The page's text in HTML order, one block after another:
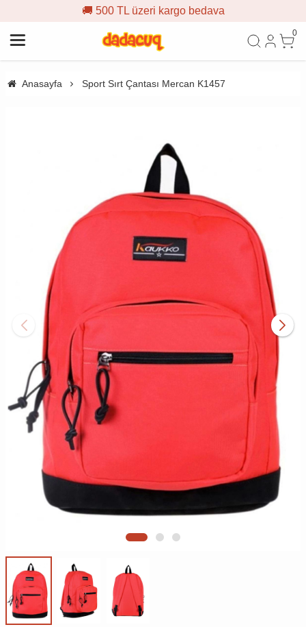
TL üzeri kargo bedava
0
Anasayfa Sport Sırt Çantası Mercan K1457